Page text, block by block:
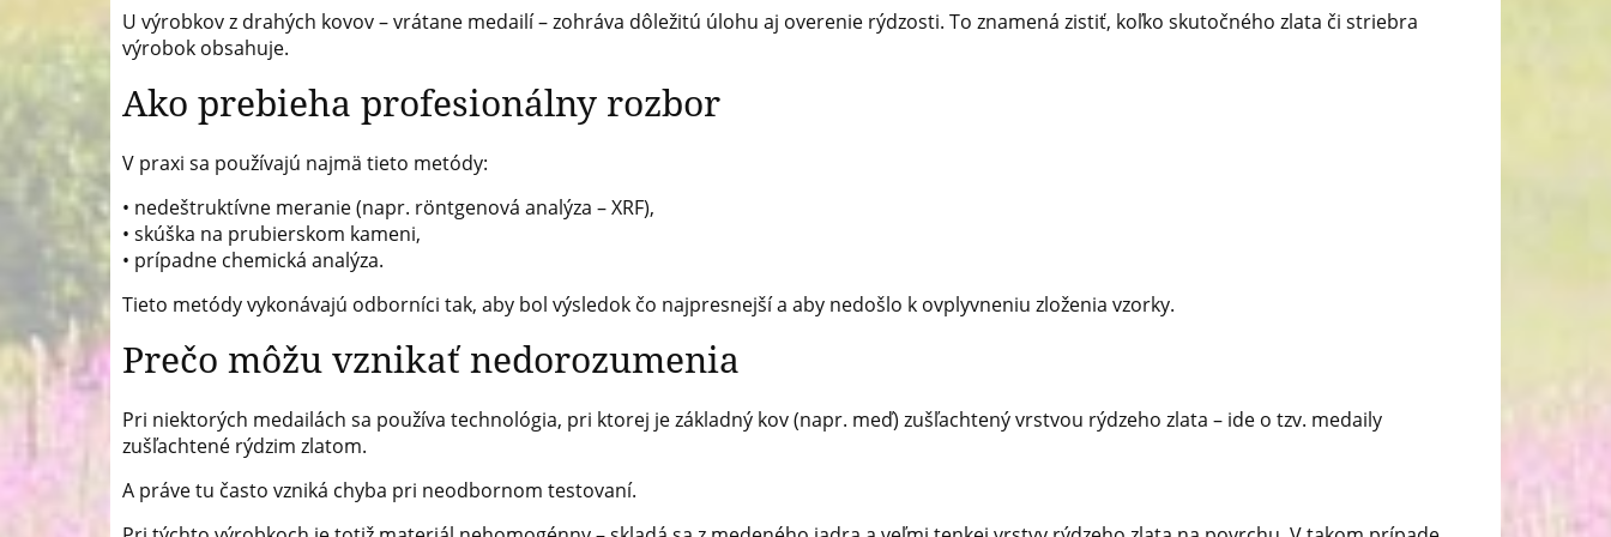
U výrobkov z drahých kovov – vrátane medailí – zohráva dôležitú úlohu aj overenie rýdzosti. To znamená zistiť, koľko skutočného zlata či striebra
výrobok obsahuje.
Ako prebieha profesionálny rozbor
V praxi sa používajú najmä tieto metódy:
• nedeštruktívne meranie (napr. röntgenová analýza – XRF),
• skúška na prubierskom kameni,
• prípadne chemická analýza.
Tieto metódy vykonávajú odborníci tak, aby bol výsledok čo najpresnejší a aby nedošlo k ovplyvneniu zloženia vzorky.
Prečo môžu vznikať nedorozumenia
Pri niektorých medailách sa používa technológia, pri ktorej je základný kov (napr. meď) zušľachtený vrstvou rýdzeho zlata – ide o tzv. medaily
zušľachtené rýdzim zlatom.
A práve tu často vzniká chyba pri neodbornom testovaní.